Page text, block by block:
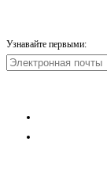
Узнавайте первыми: